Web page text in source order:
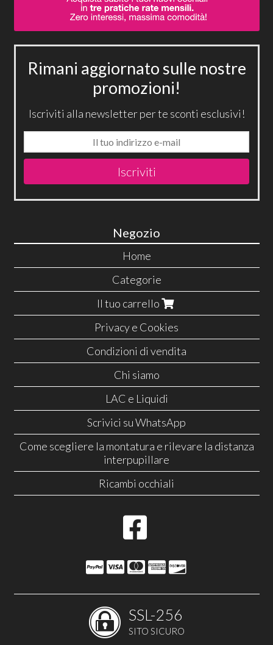
Rimani aggiornato sulle nostre
promozioni!
Iscriviti alla newsletter per te sconti esclusivi!
Iscriviti
Negozio
Home
Categorie
Il tuo carrello
Privacy e Cookies
Condizioni di vendita
Chi siamo
LAC e Liquidi
Scrivici su WhatsApp
Come scegliere la montatura e rilevare la distanza
interpupillare
Ricambi occhiali
SSL-256
SITO SICURO